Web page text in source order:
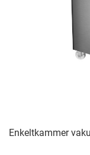
Enkeltkammer